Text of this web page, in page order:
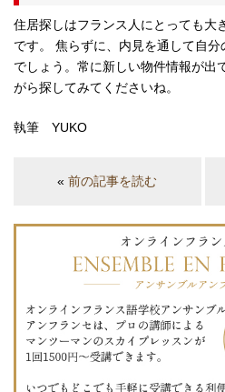
住居探しはフランス人にとっても大
です。 焦らずに、内見を通して自
でしょう。常に新しい物件情報が出
がら探してみてくださいね。
執筆 YUKO
«前の記事を読む